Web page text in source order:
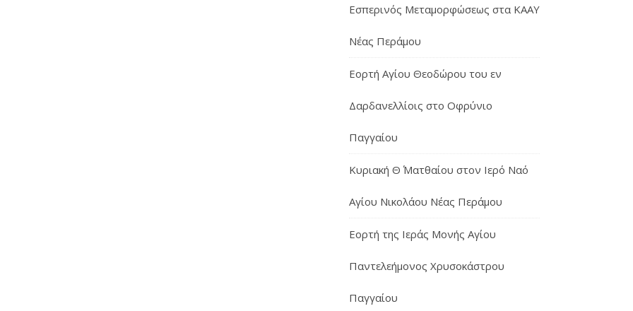
Εσπερινός Μεταμορφώσεως στα ΚΑΑΥ
Νέας Περάμου
Εορτή Αγίου Θεοδώρου του εν
Δαρδανελλίοις στο Οφρύνιο
Παγγαίου
Κυριακή Θ΄ Ματθαίου στον Ιερό Ναό
Αγίου Νικολάου Νέας Περάμου
Εορτή της Ιεράς Μονής Αγίου
Παντελεήμονος Χρυσοκάστρου
Παγγαίου